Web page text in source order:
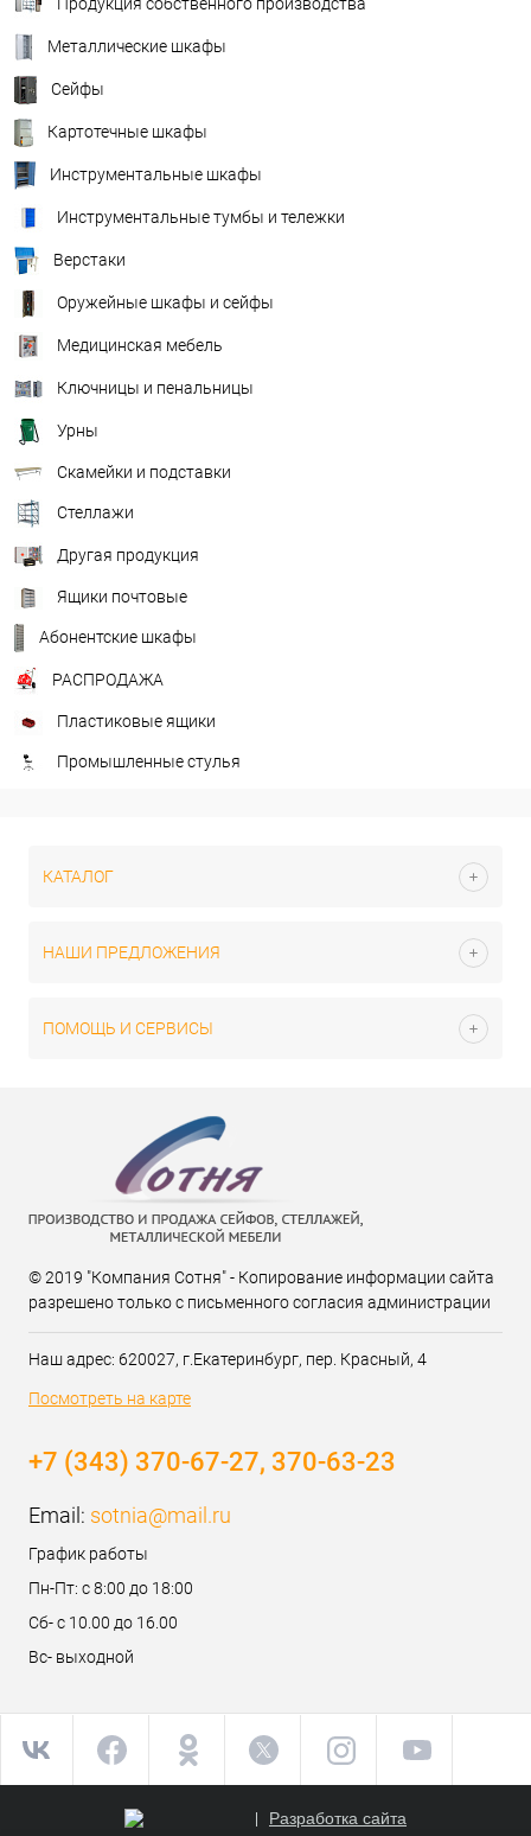
Металлические шкафы
Сейфы
Картотечные шкафы
Инструментальные шкафы
Инструментальные тумбы и тележки
Верстаки
Оружейные шкафы и сейфы
Медицинская мебель
Ключницы и пенальницы
Урны
Скамейки и подставки
Стеллажи
Другая продукция
Ящики почтовые
Абонентские шкафы
РАСПРОДАЖА
Пластиковые ящики
Промышленные стулья
КАТАЛОГ
НАШИ ПРЕДЛОЖЕНИЯ
ПОМОЩЬ И СЕРВИСЫ
© 2019 "Компания Сотня" - Копирование информации сайта
разрешено только с письменного согласия администрации
Наш адрес: 620027, г.Екатеринбург, пер. Красный, 4
Посмотреть на карте
+7 (343) 370-67-27, 370-63-23
Email: sotnia@mail.ru
График работы
Пн-Пт: с 8:00 до 18:00
Сб- с 10.00 до 16.00
Вс- выходной
Разработка сайта